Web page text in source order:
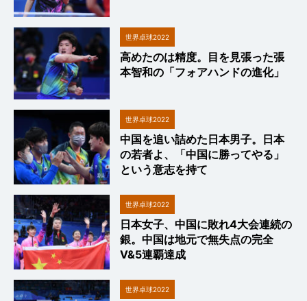
世界卓球2022
高めたのは精度。目を見張った張
本智和の「フォアハンドの進化」
世界卓球2022
中国を追い詰めた日本男子。日本
の若者よ、「中国に勝ってやる」
という意志を持て
世界卓球2022
日本女子、中国に敗れ4大会連続の
銀。中国は地元で無失点の完全
V&5連覇達成
世界卓球2022